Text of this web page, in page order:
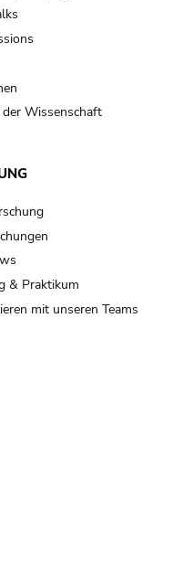
der Wissenschaft
& Praktikum
mit unseren Teams